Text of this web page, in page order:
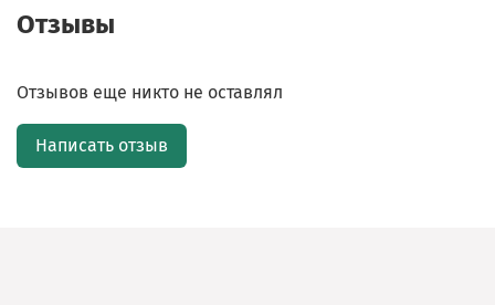
Отзывы
Отзывов еще никто не оставлял
Написать отзыв